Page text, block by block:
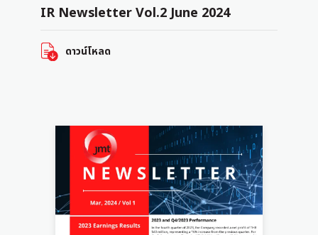
IR Newsletter Vol.2 June 2024
ดาวน์โหลด